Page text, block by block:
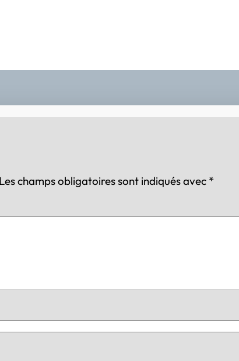
Les champs obligatoires sont indiqués avec *